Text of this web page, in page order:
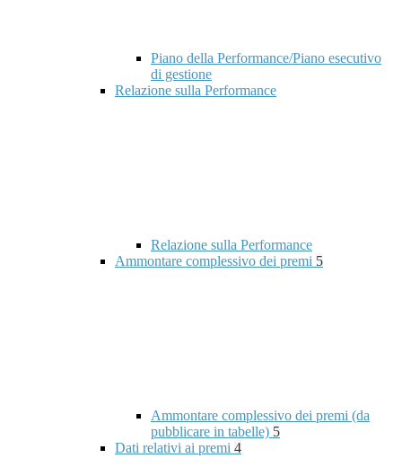
Piano della Performance/Piano esecutivo
di gestione
Relazione sulla Performance
Relazione sulla Performance
Ammontare complessivo dei premi 5
Ammontare complessivo dei premi (da
pubblicare in tabelle) 5
Dati relativi ai premi 4